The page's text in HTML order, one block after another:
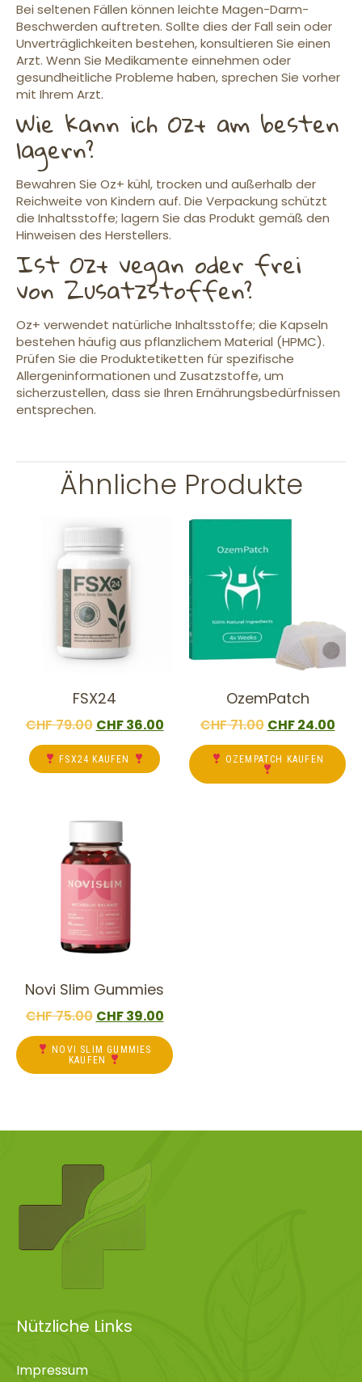
Bei seltenen Fällen können leichte Magen-Darm-
Beschwerden auftreten. Sollte dies der Fall sein oder
Unverträglichkeiten bestehen, konsultieren Sie einen
Arzt. Wenn Sie Medikamente einnehmen oder
gesundheitliche Probleme haben, sprechen Sie vorher
mit Ihrem Arzt.
Wie kann ich Oz+ am besten
lagern?
Bewahren Sie Oz+ kühl, trocken und außerhalb der
Reichweite von Kindern auf. Die Verpackung schützt
die Inhaltsstoffe; lagern Sie das Produkt gemäß den
Hinweisen des Herstellers.
Ist Oz+ vegan oder frei
von Zusatzstoffen?
Oz+ verwendet natürliche Inhaltsstoffe; die Kapseln
bestehen häufig aus pflanzlichem Material (HPMC).
Prüfen Sie die Produktetiketten für spezifische
Allergeninformationen und Zusatzstoffe, um
sicherzustellen, dass sie Ihren Ernährungsbedürfnissen
entsprechen.
Ähnliche Produkte
FSX24
CHF79.00 CHF36.00
FSX24 KAUFEN
OzemPatch
CHF71.00 CHF24.00
OZEMPATCH KAUFEN
Novi Slim Gummies
CHF75.00 CHF39.00
NOVI SLIM GUMMIES
KAUFEN
Nützliche Links
Impressum